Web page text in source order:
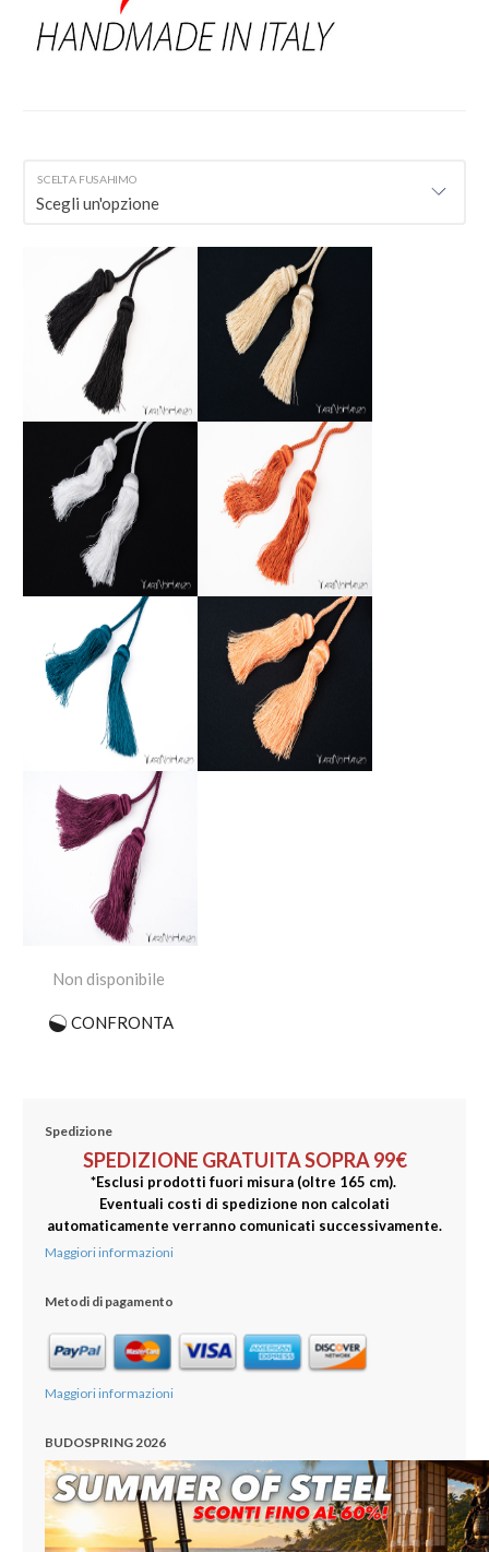
SCELTA FUSAHIMO
Non disponibile
CONFRONTA
Spedizione
SPEDIZIONE GRATUITA SOPRA 99€
*Esclusi prodotti fuori misura (oltre 165 cm).
Eventuali costi di spedizione non calcolati
automaticamente verranno comunicati successivamente.
Maggiori informazioni
Metodi di pagamento
Maggiori informazioni
BUDOSPRING 2026